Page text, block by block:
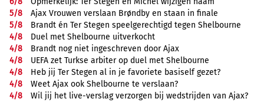
5/8
Ajax Vrouwen verslaan Brøndby en staan in finale
5/8
Brandt én Ter Stegen speelgerechtigd tegen Shelbourne
4/8
Duel met Shelbourne uitverkocht
4/8
Brandt nog niet ingeschreven door Ajax
4/8
UEFA zet Turkse arbiter op duel met Shelbourne
4/8
Heb jij Ter Stegen al in je favoriete basiself gezet?
4/8
Weet Ajax ook Shelbourne te verslaan?
4/8
Wil jij het live-verslag verzorgen bij wedstrijden van Ajax?